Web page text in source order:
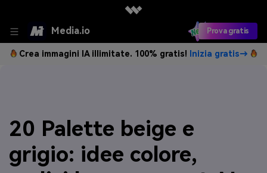
Media.io Prova gratis
Crea immagini IA illimitate. 100% gratis! Inizia gratis→
20 Palette beige e
grigio: idee colore,